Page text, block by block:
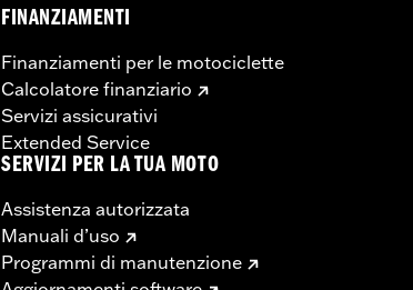
FINANZIAMENTI
Finanziamenti per le motociclette
Calcolatore finanziario
Servizi assicurativi
Extended Service
SERVIZI PER LA TUA MOTO
Assistenza autorizzata
Manuali d’uso
Programmi di manutenzione